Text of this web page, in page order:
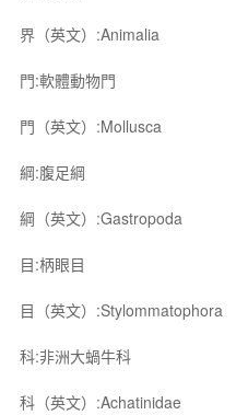
界（英文）:Animalia
門:軟體動物門
門（英文）:Mollusca
綱:腹足綱
綱（英文）:Gastropoda
目:柄眼目
目（英文）:Stylommatophora
科:非洲大蝸牛科
科（英文）:Achatinidae